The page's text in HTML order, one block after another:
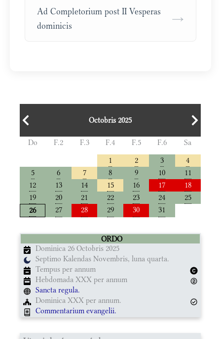
Ad Completorium post II Vesperas
dominicis
→
Octobris 2025
Do F.2 F.3 F.4 F.5 F.6
Sa
1
2 3
4
5
6 7 8 9 10
11
12
13 14 15 16 17
18
19
20 21 22 23 24
25
26
27 28 29 30 31
ORDO
Dominica 26 Octobris 2025
Septimo Kalendas Novembris, luna quarta.
Tempus per annum
Hebdomada XXX per annum
Sancta regula.
Dominica XXX per annum.
Commentarium evangelii.